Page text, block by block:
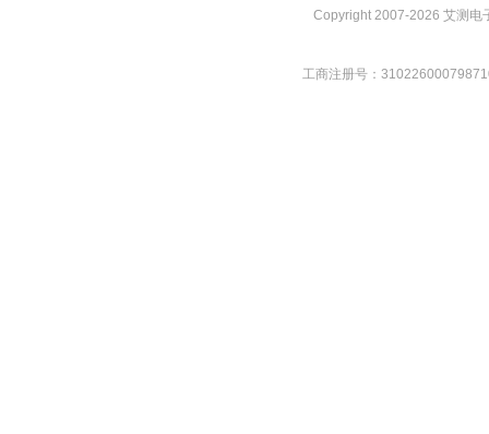
Copyright 2007-2026 艾测电
工商注册号：